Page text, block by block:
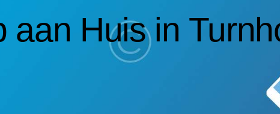
aan Huis in